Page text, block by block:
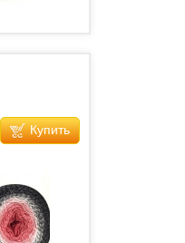
Купить